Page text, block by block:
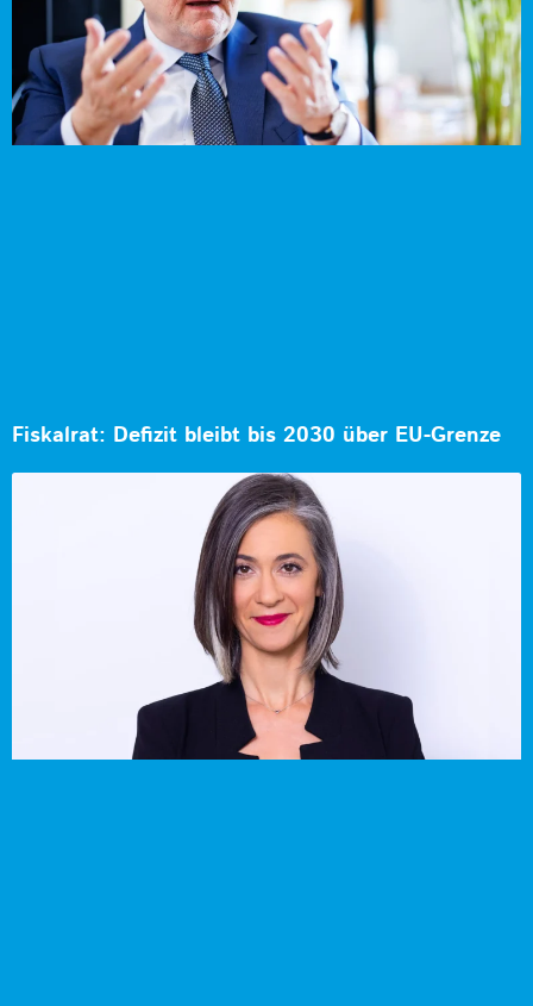
Fiskalrat: Defizit bleibt bis 2030 über EU-Grenze